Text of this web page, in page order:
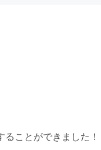
ことができました！